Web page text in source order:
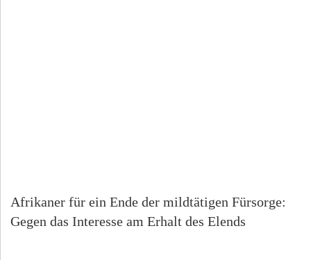
Afrikaner für ein Ende der mildtätigen Fürsorge:
Gegen das Interesse am Erhalt des Elends